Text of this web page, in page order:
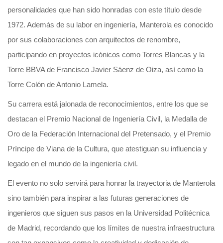
personalidades que han sido honradas con este título desde
1972. Además de su labor en ingeniería, Manterola es conocido
por sus colaboraciones con arquitectos de renombre,
participando en proyectos icónicos como Torres Blancas y la
Torre BBVA de Francisco Javier Sáenz de Oiza, así como la
Torre Colón de Antonio Lamela.
Su carrera está jalonada de reconocimientos, entre los que se
destacan el Premio Nacional de Ingeniería Civil, la Medalla de
Oro de la Federación Internacional del Pretensado, y el Premio
Príncipe de Viana de la Cultura, que atestiguan su influencia y
legado en el mundo de la ingeniería civil.
El evento no solo servirá para honrar la trayectoria de Manterola
sino también para inspirar a las futuras generaciones de
ingenieros que siguen sus pasos en la Universidad Politécnica
de Madrid, recordando que los límites de nuestra infraestructura